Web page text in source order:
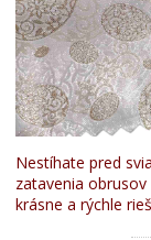
Nestíhate pred
zatavenia
krásne a rýchle